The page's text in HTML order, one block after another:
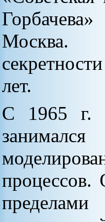
Москва.
лет.
С 1965 г.
процессов.